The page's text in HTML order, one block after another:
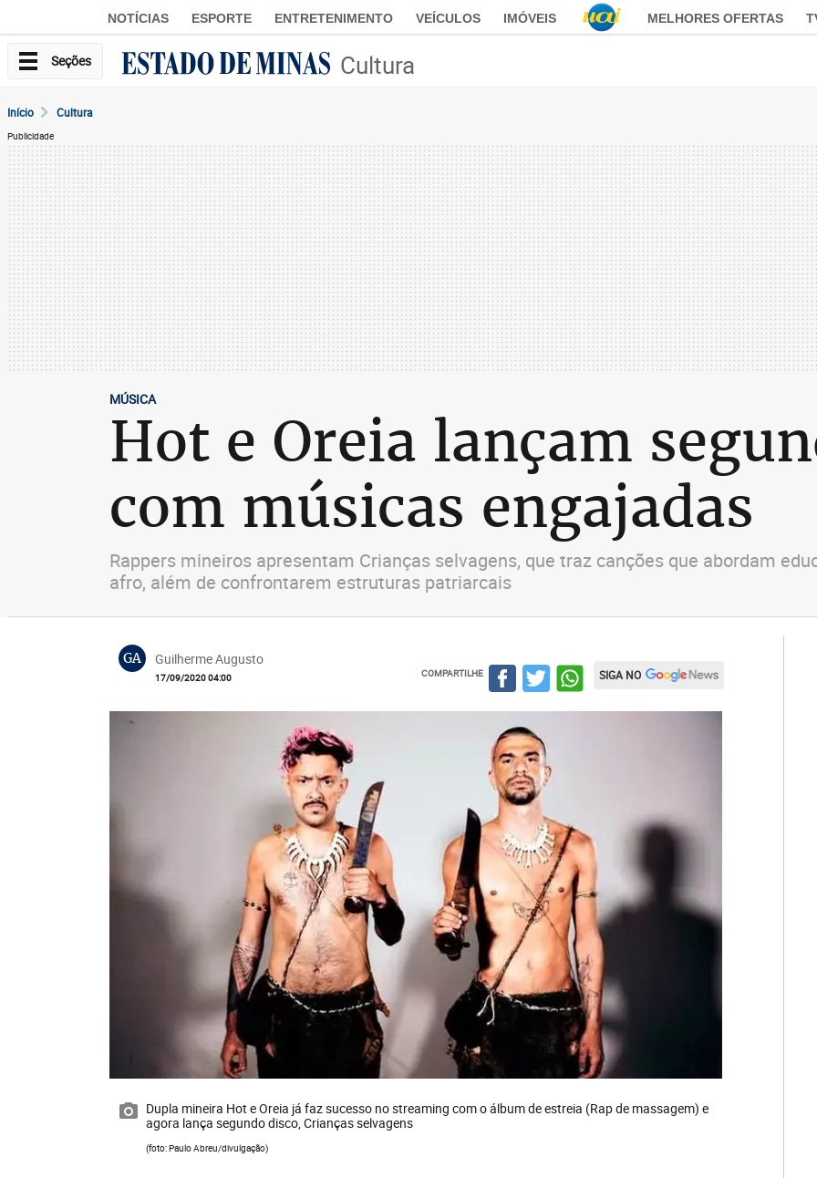
NOTÍCIAS ESPORTE ENTRETENIMENTO VEÍCULOS IMÓVEIS MELHORES OFERTAS
Seções Cultura
Início Cultura
Publicidade
MÚSICA
Hot e Oreia lançam
com músicas engajadas
Rappers mineiros apresentam Crianças selvagens, que traz canções que abordam
afro, além de confrontarem estruturas patriarcais
GA Guilherme Augusto
17/09/2020 04:00 COMPARTILHE SIGA NO
Dupla mineira Hot e Oreia já faz sucesso no streaming com o álbum de estreia (Rap de massagem) e
agora lança segundo disco, Crianças selvagens
(foto: Paulo Abreu/divulgação)